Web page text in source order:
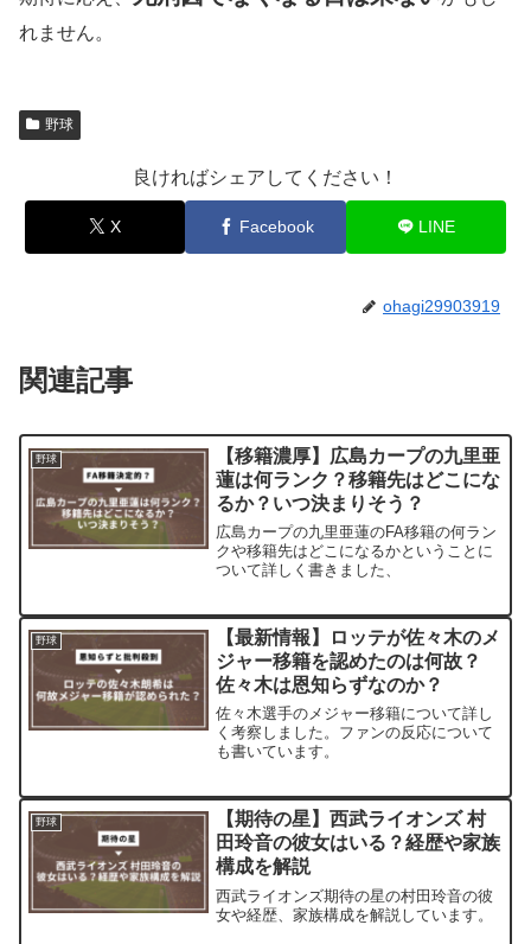
れません。
野球
良ければシェアしてください！
X Facebook LINE
ohagi29903919
関連記事
野球
【移籍濃厚】広島カープの九里亜
蓮は何ランク？移籍先はどこにな
るか？いつ決まりそう？
広島カープの九里亜蓮のFA移籍の何ラン
クや移籍先はどこになるかということに
ついて詳しく書きました、
野球
【最新情報】ロッテが佐々木のメ
ジャー移籍を認めたのは何故？
佐々木は恩知らずなのか？
佐々木選手のメジャー移籍について詳し
く考察しました。ファンの反応について
も書いています。
野球
【期待の星】西武ライオンズ 村
田玲音の彼女はいる？経歴や家族
構成を解説
西武ライオンズ期待の星の村田玲音の彼
女や経歴、家族構成を解説しています。